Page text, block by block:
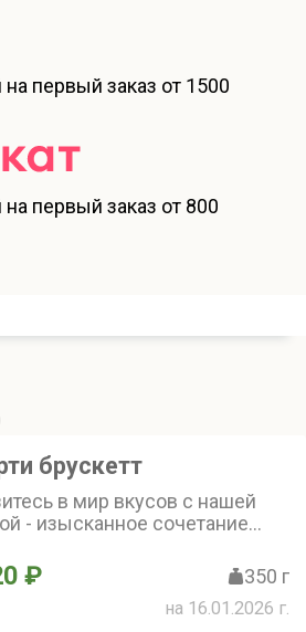
на первый заказ от 1500
на первый заказ от 800
брускетт
в мир вкусов с нашей
- изысканное сочетание
топпингов: от
крема до тартара из
и морепродуктов. Каждый
₽ 350 г
на 16.01.2026 г.